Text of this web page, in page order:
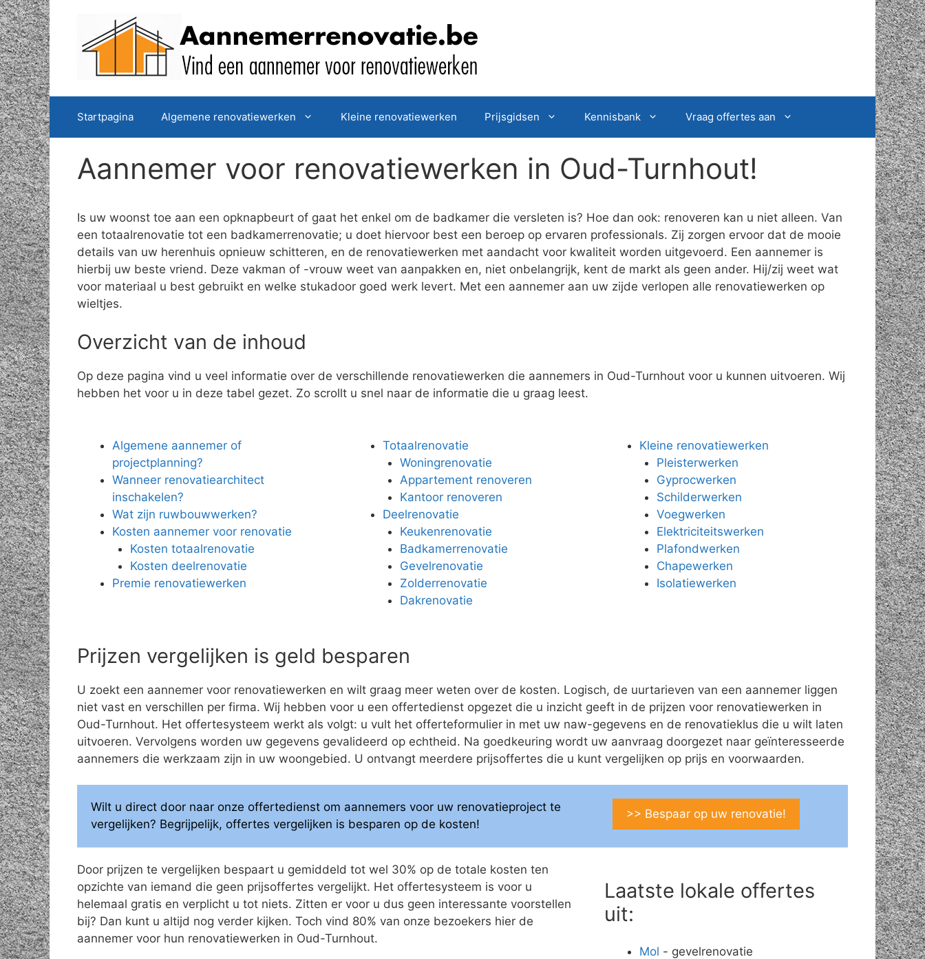
Spring
naar
de
inhoud
Startpagina Algemene renovatiewerken Kleine renovatiewerken Prijsgidsen Kennisbank Vraag offertes aan
Aannemer voor renovatiewerken in Oud-Turnhout!
Is uw woonst toe aan een opknapbeurt of gaat het enkel om de badkamer die versleten is? Hoe dan ook: renoveren kan u niet alleen. Van
een totaalrenovatie tot een badkamerrenovatie; u doet hiervoor best een beroep op ervaren professionals. Zij zorgen ervoor dat de mooie
details van uw herenhuis opnieuw schitteren, en de renovatiewerken met aandacht voor kwaliteit worden uitgevoerd. Een aannemer is
hierbij uw beste vriend. Deze vakman of -vrouw weet van aanpakken en, niet onbelangrijk, kent de markt als geen ander. Hij/zij weet wat
voor materiaal u best gebruikt en welke stukadoor goed werk levert. Met een aannemer aan uw zijde verlopen alle renovatiewerken op
wieltjes.
Overzicht van de inhoud
Op deze pagina vind u veel informatie over de verschillende renovatiewerken die aannemers in Oud-Turnhout voor u kunnen uitvoeren. Wij
hebben het voor u in deze tabel gezet. Zo scrollt u snel naar de informatie die u graag leest.
Algemene aannemer of
projectplanning?
Wanneer renovatiearchitect
inschakelen?
Wat zijn ruwbouwwerken?
Kosten aannemer voor renovatie
Kosten totaalrenovatie
Kosten deelrenovatie
Premie renovatiewerken
Totaalrenovatie
Woningrenovatie
Appartement renoveren
Kantoor renoveren
Deelrenovatie
Keukenrenovatie
Badkamerrenovatie
Gevelrenovatie
Zolderrenovatie
Dakrenovatie
Kleine renovatiewerken
Pleisterwerken
Gyprocwerken
Schilderwerken
Voegwerken
Elektriciteitswerken
Plafondwerken
Chapewerken
Isolatiewerken
Prijzen vergelijken is geld besparen
U zoekt een aannemer voor renovatiewerken en wilt graag meer weten over de kosten. Logisch, de uurtarieven van een aannemer liggen
niet vast en verschillen per firma. Wij hebben voor u een offertedienst opgezet die u inzicht geeft in de prijzen voor renovatiewerken in
Oud-Turnhout. Het offertesysteem werkt als volgt: u vult het offerteformulier in met uw naw-gegevens en de renovatieklus die u wilt laten
uitvoeren. Vervolgens worden uw gegevens gevalideerd op echtheid. Na goedkeuring wordt uw aanvraag doorgezet naar geïnteresseerde
aannemers die werkzaam zijn in uw woongebied. U ontvangt meerdere prijsoffertes die u kunt vergelijken op prijs en voorwaarden.
Wilt u direct door naar onze offertedienst om aannemers voor uw renovatieproject te
vergelijken? Begrijpelijk, offertes vergelijken is besparen op de kosten!
>> Bespaar op uw renovatie!
Door prijzen te vergelijken bespaart u gemiddeld tot wel 30% op de totale kosten ten
opzichte van iemand die geen prijsoffertes vergelijkt. Het offertesysteem is voor u
helemaal gratis en verplicht u tot niets. Zitten er voor u dus geen interessante voorstellen
bij? Dan kunt u altijd nog verder kijken. Toch vind 80% van onze bezoekers hier de
aannemer voor hun renovatiewerken in Oud-Turnhout.
Laatste lokale offertes
uit:
Mol - gevelrenovatie